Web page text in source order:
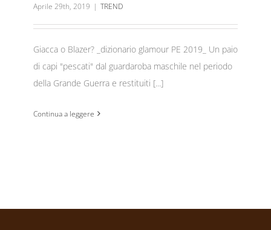
Aprile 29th, 2019 | TREND
Giacca o Blazer? _dizionario glamour PE 2019_ Un paio
di capi "pescati" dal guardaroba maschile nel periodo
della Grande Guerra e restituiti [...]
Continua a leggere